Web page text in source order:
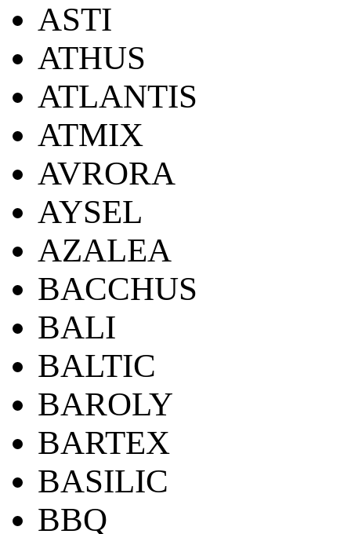
ASTI
ATHUS
ATLANTIS
ATMIX
AVRORA
AYSEL
AZALEA
BACCHUS
BALI
BALTIC
BAROLY
BARTEX
BASILIC
BBQ